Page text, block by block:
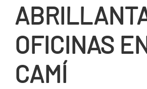
OFICINAS
CAMÍ